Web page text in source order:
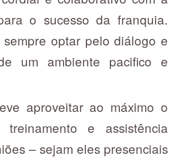
o sucesso da franquia.
optar pelo diálogo e
um ambiente pacifico e
aproveitar ao máximo o
e assistência
– sejam eles presenciais